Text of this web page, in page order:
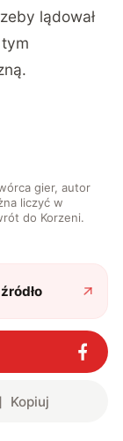
lądował
gier, autor
liczyć w
do Korzeni.
Kopiuj